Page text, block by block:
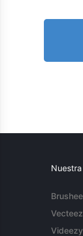
Videezy